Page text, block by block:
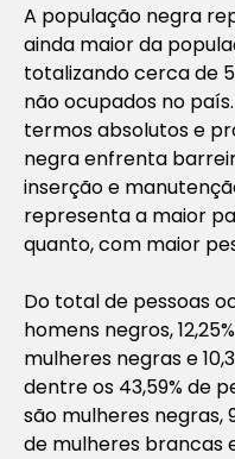
A população negra
ainda maior da
totalizando cerca de
não ocupados no
termos absolutos e
negra enfrenta
inserção e
representa a maior
quanto, com maior
Do total de pessoas
homens negros,
mulheres negras e
dentre os 43,59% de
são mulheres negras,
de mulheres brancas